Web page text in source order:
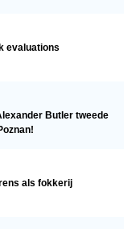
evaluations
Butler tweede
als fokkerij